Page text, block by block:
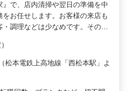
で、店内清掃や翌日の準備を中
お任せします。お客様の来店も
・調理などは少なめです。その…
松本電鉄上高地線「西松本駅」よ